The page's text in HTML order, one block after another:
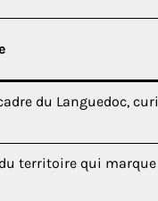
du Languedoc, curi
territoire qui marque